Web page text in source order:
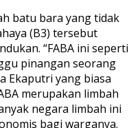
batu bara yang tidak
(B3) tersebut
“FABA ini seperti
pinangan seorang
Ekaputri yang biasa
merupakan limbah
negara limbah ini
bagi warganya.